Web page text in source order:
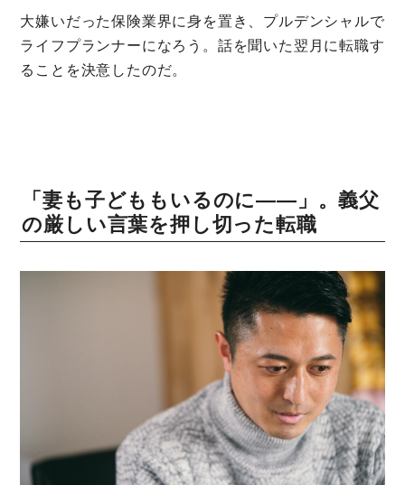
大嫌いだった保険業界に身を置き、プルデンシャルで
ライフプランナーになろう。話を聞いた翌月に転職す
ることを決意したのだ。
「妻も子どももいるのに――」。義父
の厳しい言葉を押し切った転職